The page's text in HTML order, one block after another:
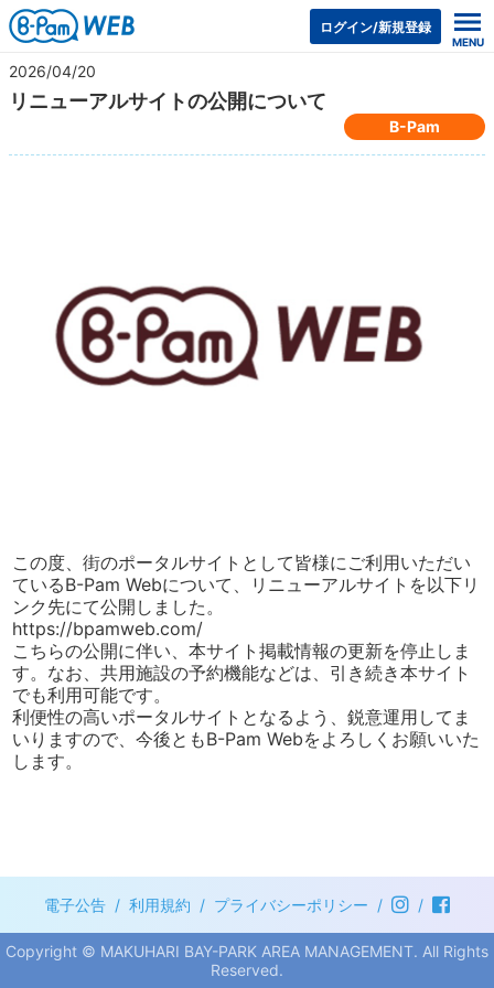
ログイン/新規登録
2026/04/20
リニューアルサイトの公開について
B-Pam
この度、街のポータルサイトとして皆様にご利用いただい
ているB-Pam Webについて、リニューアルサイトを以下リ
ンク先にて公開しました。
https://bpamweb.com/
こちらの公開に伴い、本サイト掲載情報の更新を停止しま
す。なお、共用施設の予約機能などは、引き続き本サイト
でも利用可能です。
利便性の高いポータルサイトとなるよう、鋭意運用してま
いりますので、今後ともB-Pam Webをよろしくお願いいた
します。
電子公告 利用規約 プライバシーポリシー
Copyright © MAKUHARI BAY-PARK AREA MANAGEMENT. All Rights
Reserved.